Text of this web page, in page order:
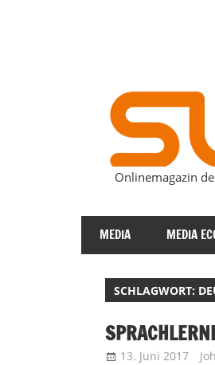
Onlinemagazin
MEDIA MEDIA
SCHLAGWORT:
13. Juni 2017